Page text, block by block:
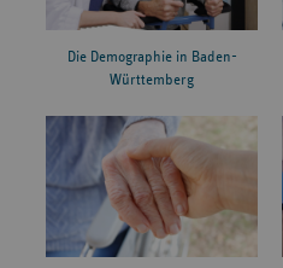
Die Demographie in Baden-
Württemberg